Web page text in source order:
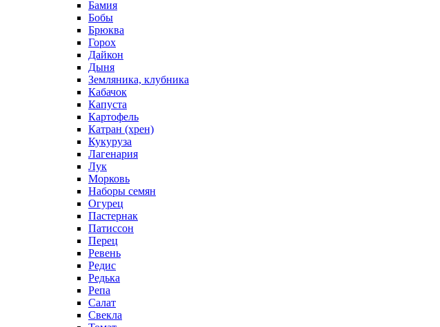
Бамия
Бобы
Брюква
Горох
Дайкон
Дыня
Земляника, клубника
Кабачок
Капуста
Картофель
Катран (хрен)
Кукуруза
Лагенария
Лук
Морковь
Наборы семян
Огурец
Пастернак
Патиссон
Перец
Ревень
Редис
Редька
Репа
Салат
Свекла